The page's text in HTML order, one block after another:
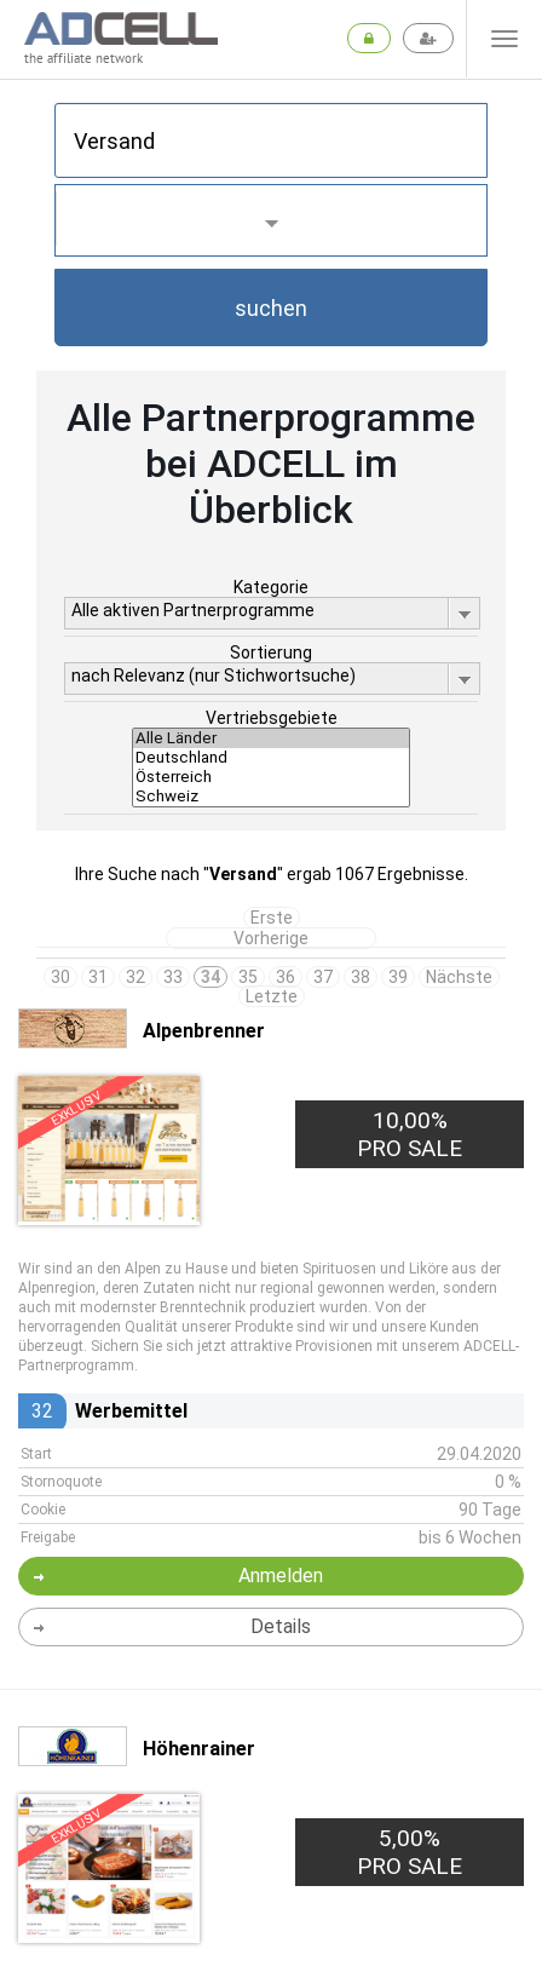
the affiliate network
suchen
Alle Partnerprogramme
bei ADCELL im
Überblick
Kategorie
Alle aktiven Partnerprogramme
Sortierung
nach Relevanz (nur Stichwortsuche)
Vertriebsgebiete
Ihre Suche nach "Versand" ergab 1067 Ergebnisse.
Erste
Vorherige
30
31 32 33 34 35 36 37 38 39
Nächste
Letzte
Alpenbrenner
EXKLUSIV
10,00%
PRO SALE
Wir sind an den Alpen zu Hause und bieten Spirituosen und Liköre aus der
Alpenregion, deren Zutaten nicht nur regional gewonnen werden, sondern
auch mit modernster Brenntechnik produziert wurden. Von der
hervorragenden Qualität unserer Produkte sind wir und unsere Kunden
überzeugt. Sichern Sie sich jetzt attraktive Provisionen mit unserem ADCELL-
Partnerprogramm.
32 Werbemittel
Start 29.04.2020
Stornoquote 0 %
Cookie 90 Tage
Freigabe bis 6 Wochen
Anmelden
Details
Höhenrainer
EXKLUSIV
5,00%
PRO SALE